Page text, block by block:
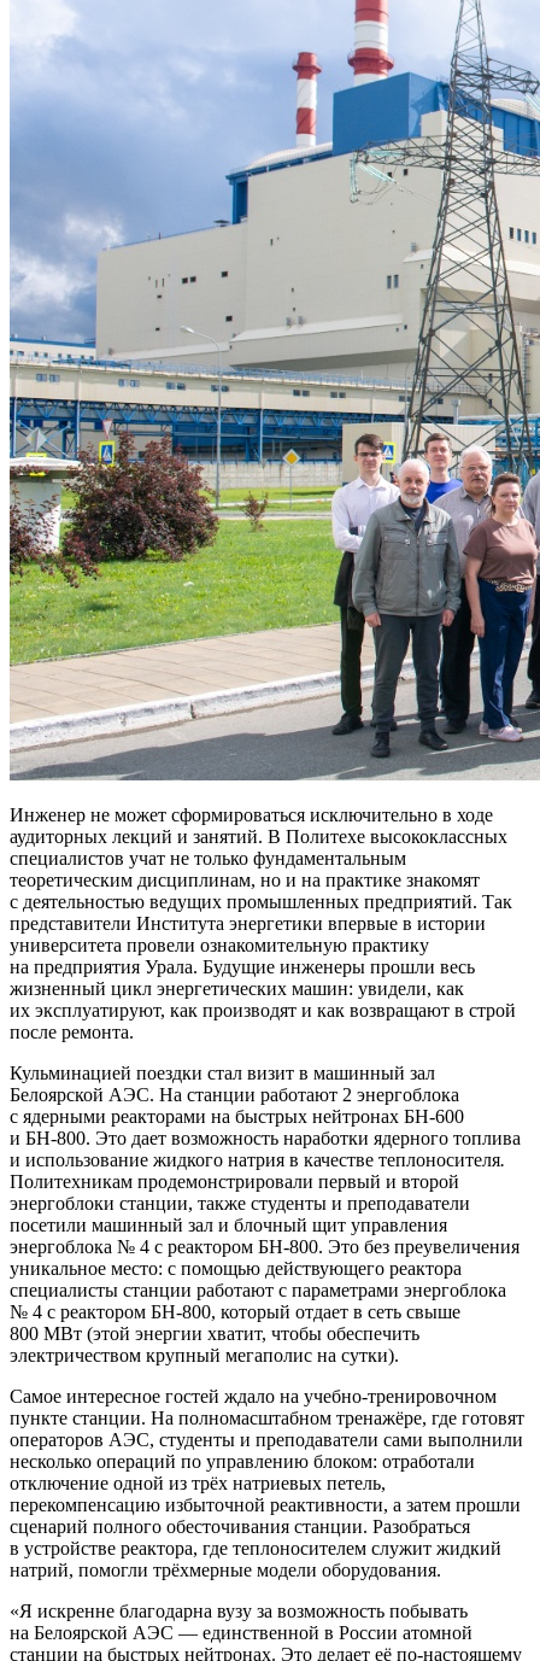
Инженер не может сформироваться исключительно в ходе
аудиторных лекций и занятий. В Политехе высококлассных
специалистов учат не только фундаментальным
теоретическим дисциплинам, но и на практике знакомят
с деятельностью ведущих промышленных предприятий. Так
представители Института энергетики впервые в истории
университета провели ознакомительную практику
на предприятия Урала. Будущие инженеры прошли весь
жизненный цикл энергетических машин: увидели, как
их эксплуатируют, как производят и как возвращают в строй
после ремонта.
Кульминацией поездки стал визит в машинный зал
Белоярской АЭС. На станции работают 2 энергоблока
с ядерными реакторами на быстрых нейтронах БН-600
и БН-800. Это дает возможность наработки ядерного топлива
и использование жидкого натрия в качестве теплоносителя.
Политехникам продемонстрировали первый и второй
энергоблоки станции, также студенты и преподаватели
посетили машинный зал и блочный щит управления
энергоблока № 4 с реактором БН-800. Это без преувеличения
уникальное место: с помощью действующего реактора
специалисты станции работают с параметрами энергоблока
№ 4 с реактором БН-800, который отдает в сеть свыше
800 МВт (этой энергии хватит, чтобы обеспечить
электричеством крупный мегаполис на сутки).
Самое интересное гостей ждало на учебно-тренировочном
пункте станции. На полномасштабном тренажёре, где готовят
операторов АЭС, студенты и преподаватели сами выполнили
несколько операций по управлению блоком: отработали
отключение одной из трёх натриевых петель,
перекомпенсацию избыточной реактивности, а затем прошли
сценарий полного обесточивания станции. Разобраться
в устройстве реактора, где теплоносителем служит жидкий
натрий, помогли трёхмерные модели оборудования.
Я искренне благодарна вузу за возможность побывать
на Белоярской АЭС — единственной в России атомной
станции на быстрых нейтронах. Это делает её по-настоящему